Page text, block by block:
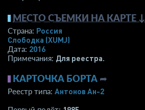
МЕСТО СЪЕМКИ НА КАРТЕ ↓
Страна: Россия
Слободка (XUMJ)
Дата: 2016
Примечания: Для реестра.
КАРТОЧКА БОРТА ➦
Реестр типа: Антонов Ан-2